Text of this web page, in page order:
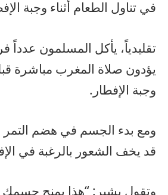
في تناول الطعام أثناء وجبة
تقليدياً، يأكل المسلمون عدداً
يؤدون صلاة المغرب مباشرة
وجبة الإفطار.
ومع بدء الجسم في هضم التمر
قد يخف الشعور بالرغبة في
وتقول بشير: “هذا يمنح